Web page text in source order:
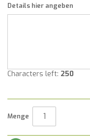
Details hier angeben
Characters left: 250
Menge